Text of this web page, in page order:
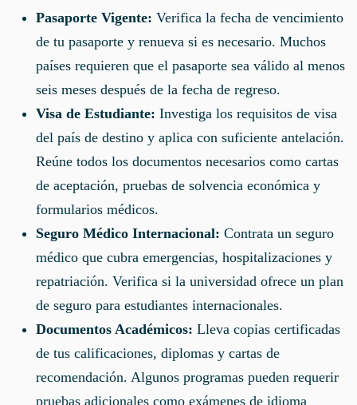
Pasaporte Vigente: Verifica la fecha de vencimiento
de tu pasaporte y renueva si es necesario. Muchos
países requieren que el pasaporte sea válido al menos
seis meses después de la fecha de regreso.
Visa de Estudiante: Investiga los requisitos de visa
del país de destino y aplica con suficiente antelación.
Reúne todos los documentos necesarios como cartas
de aceptación, pruebas de solvencia económica y
formularios médicos.
Seguro Médico Internacional: Contrata un seguro
médico que cubra emergencias, hospitalizaciones y
repatriación. Verifica si la universidad ofrece un plan
de seguro para estudiantes internacionales.
Documentos Académicos: Lleva copias certificadas
de tus calificaciones, diplomas y cartas de
recomendación. Algunos programas pueden requerir
pruebas adicionales como exámenes de idioma